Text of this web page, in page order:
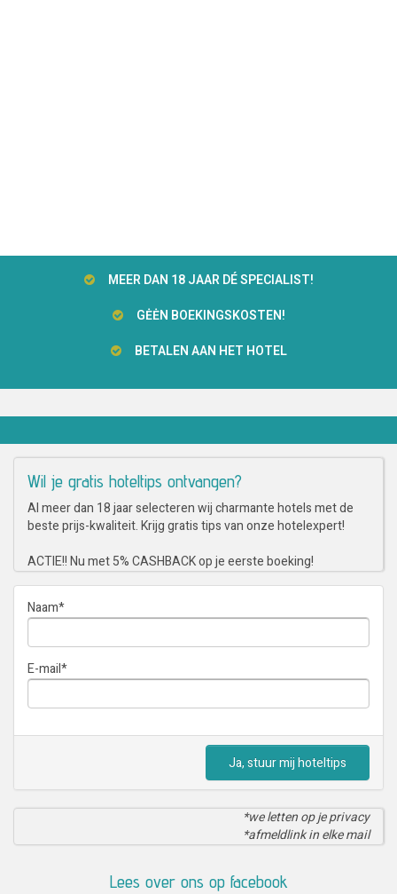
MEER DAN 18 JAAR DÉ SPECIALIST!
GĖĖN BOEKINGSKOSTEN!
BETALEN AAN HET HOTEL
Wil je gratis hoteltips ontvangen?
Al meer dan 18 jaar selecteren wij charmante hotels met de
beste prijs-kwaliteit. Krijg gratis tips van onze hotelexpert!
ACTIE!! Nu met 5% CASHBACK op je eerste boeking!
Naam*
E-mail*
Ja, stuur mij hoteltips
*we letten op je privacy
*afmeldlink in elke mail
Lees over ons op facebook